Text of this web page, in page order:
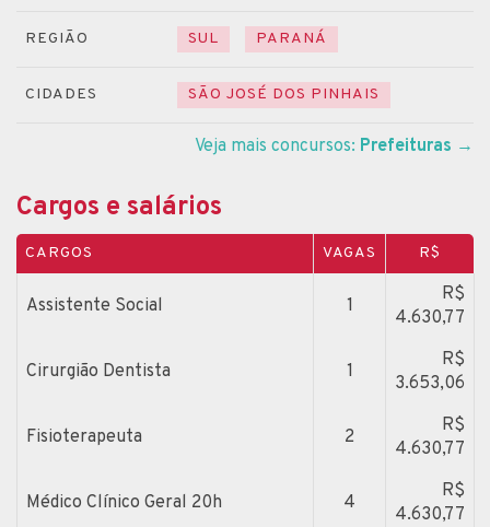
REGIÃO SUL PARANÁ
CIDADES SÃO JOSÉ DOS PINHAIS
Veja mais concursos: Prefeituras →
Cargos e salários
CARGOS VAGAS R$
Assistente Social 1
R$
4.630,77
Cirurgião Dentista 1
R$
3.653,06
Fisioterapeuta 2
R$
4.630,77
Médico Clínico Geral 20h 4
R$
4.630,77